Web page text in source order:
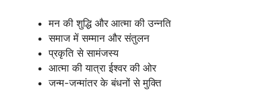
मन की शुद्धि और आत्मा की उन्नति
समाज में सम्मान और संतुलन
प्रकृति से सामंजस्य
आत्मा की यात्रा ईश्वर की ओर
जन्म-जन्मांतर के बंधनों से मुक्ति